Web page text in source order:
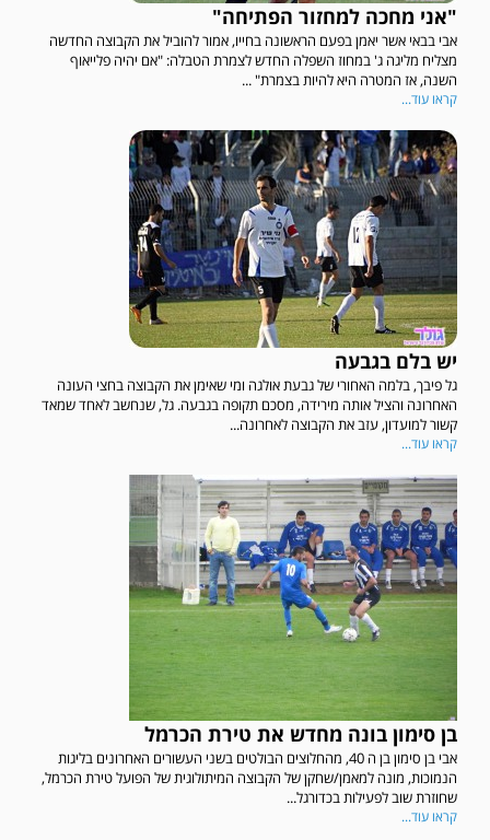
"אני מחכה למחזור הפתיחה"
אבי בבאי אשר יאמן בפעם הראשונה בחייו, אמור להוביל את הקבוצה החדשה
מצליח מליגה ג' במחוז השפלה החדש לצמרת הטבלה: "אם יהיה פלייאוף
השנה, אז המטרה היא להיות בצמרת" ...
קראו עוד...
יש בלם בגבעה
גל פיבך, בלמה האחורי של גבעת אולגה ומי שאימן את הקבוצה בחצי העונה
האחרונה והציל אותה מירידה, מסכם תקופה בגבעה. גל, שנחשב לאחד שמאד
קשור למועדון, עזב את הקבוצה לאחרונה...
קראו עוד...
בן סימון בונה מחדש את טירת הכרמל
אבי בן סימון בן ה 40, מהחלוצים הבולטים בשני העשורים האחרונים בליגות
הנמוכות, מונה למאמן/שחקן של הקבוצה המיתולוגית של הפועל טירת הכרמל,
שחוזרת שוב לפעילות בכדורגל...
קראו עוד...